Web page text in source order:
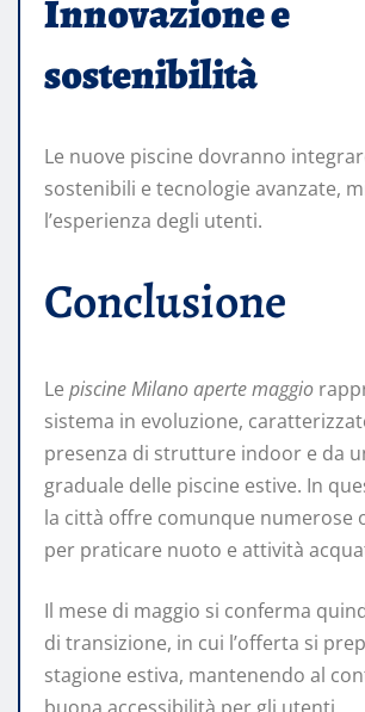
Innovazione e
sostenibilità
Le nuove piscine dovranno
sostenibili e tecnologie avanzate,
l’esperienza degli utenti.
Conclusione
Le piscine Milano aperte maggio
sistema in evoluzione,
presenza di strutture indoor e da
graduale delle piscine estive. In
la città offre comunque numerose
per praticare nuoto e attività
Il mese di maggio si conferma
di transizione, in cui l’offerta si
stagione estiva, mantenendo al